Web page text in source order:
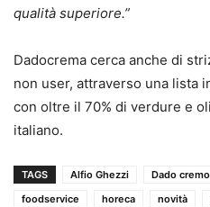
qualità superiore.”
Dadocrema cerca anche di
non user, attraverso una lista
con oltre il 70% di verdure e
italiano.
TAGS Alfio Ghezzi Dado
foodservice
horeca novità